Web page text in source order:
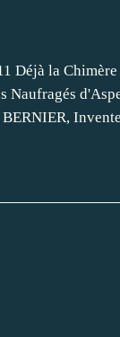
Déjà la
Naufragés
BERNIER,